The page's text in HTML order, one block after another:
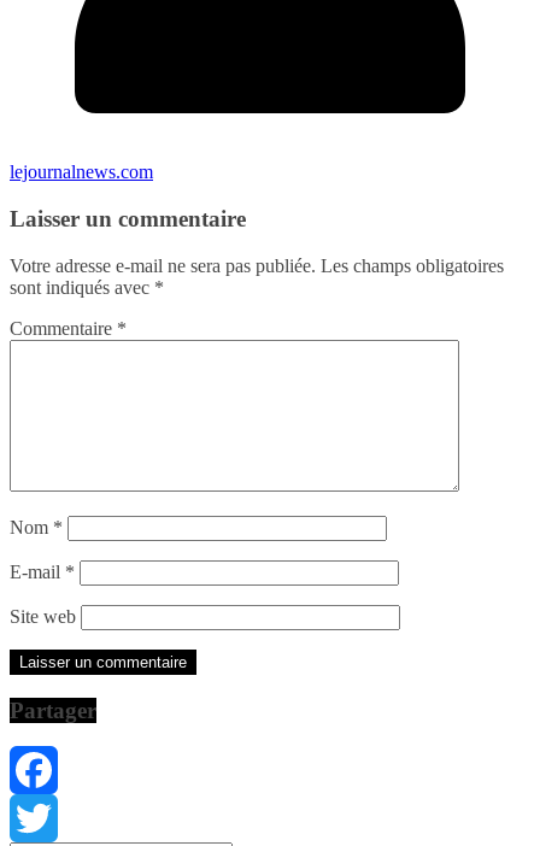
lejournalnews.com
Laisser un commentaire
Votre adresse e-mail ne sera pas publiée. Les champs obligatoires
sont indiqués avec *
Commentaire *
Nom *
E-mail *
Site web
Partager
Facebook